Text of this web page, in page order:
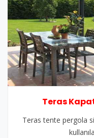
Teras
Teras tente pergola